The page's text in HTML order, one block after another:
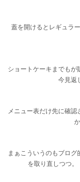
蓋を開けるとレギュラ
ショートケーキまでもが
今見返
メニュー表だけ先に確
まぁこういうのもブロ
を取り直しつつ。